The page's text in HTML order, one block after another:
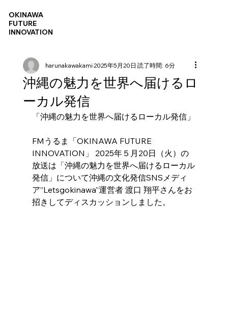
OKINAWA
FUTURE
INNOVATION
沖縄の魅力を世界へ届けるロ
ーカル発信
harunakawakami2025年5月20日 読了時間: 6分
「沖縄の魅力を世界へ届けるローカル発信」
FMうるま「OKINAWA FUTURE
INNOVATION」 2025年５月20日（火）の
放送は「沖縄の魅力を世界へ届けるローカル
発信」について沖縄の文化発信SNSメディ
ア”Letsgokinawa”運営者 渡口 翔平さんをお
招きしてディスカッションしました。